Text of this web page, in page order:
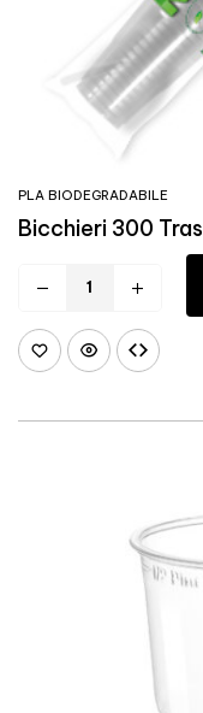
PLA BIODEGRADABILE
Bicchieri 300